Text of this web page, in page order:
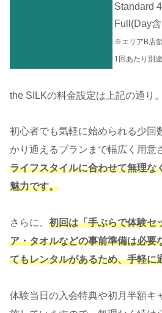
Standard
Full(Day
※エリアB店
1回あたり別
the SILKの料金設定は上記の通り。
初心者でも気軽に始められる少回
かり通えるプランまで幅広く用意
ライフスタイルに合わせて無理な
魅力です。
さらに、 初回は「手ぶらで体験セ
ア・タオルなどの事前準備は必要
てもレンタルがあるため、手軽に
体験当日の入会特典や初月半額キ